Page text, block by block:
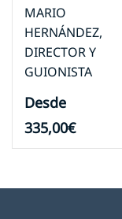
MARIO
HERNÁNDEZ,
DIRECTOR Y
GUIONISTA
Desde
335,00€